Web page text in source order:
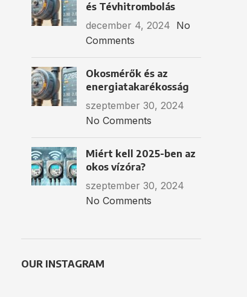
és Tévhitrombolás
december 4, 2024 No
Comments
Okosmérők és az
energiatakarékosság
szeptember 30, 2024
No Comments
Miért kell 2025-ben az
okos vízóra?
szeptember 30, 2024
No Comments
OUR INSTAGRAM